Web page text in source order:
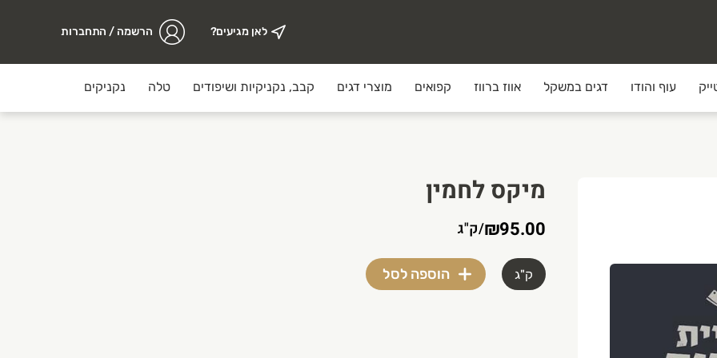
האיכותיים ביותר והשירות הטוב ביותר עד הבית. אצלנו יש ערך עליון וחשיבות גדולה לאיכות הבשר, אופן האריזה ותהליך
לאן מגיעים? הרשמה / התחברות
עוף והודו דגים במשקל אווז ברווז קפואים מוצרי דגים קבב, נקניקיות ושיפודים טלה נקניקים
מיקס לחמין
₪95.00
/ק"ג
ק"ג הוספה לסל